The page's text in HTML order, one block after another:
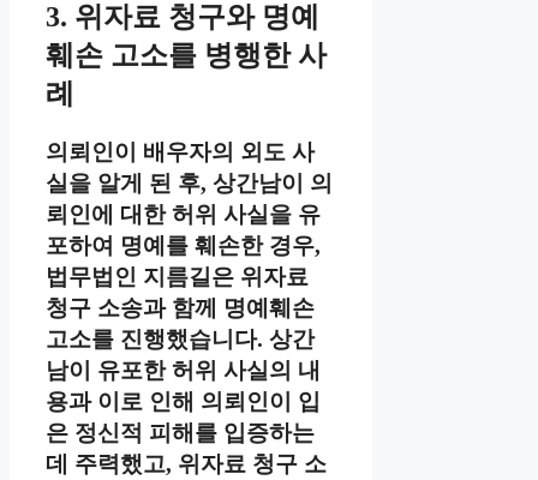
3. 위자료 청구와 명예
훼손 고소를 병행한 사
례
의뢰인이 배우자의 외도 사
실을 알게 된 후, 상간남이 의
뢰인에 대한 허위 사실을 유
포하여 명예를 훼손한 경우,
법무법인 지름길은 위자료
청구 소송과 함께 명예훼손
고소를 진행했습니다. 상간
남이 유포한 허위 사실의 내
용과 이로 인해 의뢰인이 입
은 정신적 피해를 입증하는
데 주력했고, 위자료 청구 소